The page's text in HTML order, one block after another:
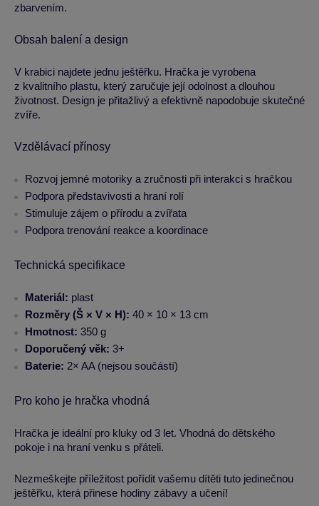
zbarvením.
Obsah balení a design
V krabici najdete jednu ještěřku. Hračka je vyrobena
z kvalitního plastu, který zaručuje její odolnost a dlouhou
životnost. Design je přitažlivý a efektivně napodobuje skutečné
zvíře.
Vzdělávací přínosy
Rozvoj jemné motoriky a zručnosti při interakci s hračkou
Podpora představivosti a hraní rolí
Stimuluje zájem o přírodu a zvířata
Podpora trenování reakce a koordinace
Technická specifikace
Materiál: plast
Rozměry (Š × V × H): 40 × 10 × 13 cm
Hmotnost: 350 g
Doporučený věk: 3+
Baterie: 2× AA (nejsou součástí)
Pro koho je hračka vhodná
Hračka je ideální pro kluky od 3 let. Vhodná do dětského
pokoje i na hraní venku s přáteli.
Nezmeškejte příležitost pořídit vašemu dítěti tuto jedinečnou
ještěřku, která přinese hodiny zábavy a učení!